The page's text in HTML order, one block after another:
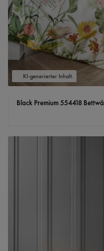
KI-generierter Inhalt.
Black Premium 554418